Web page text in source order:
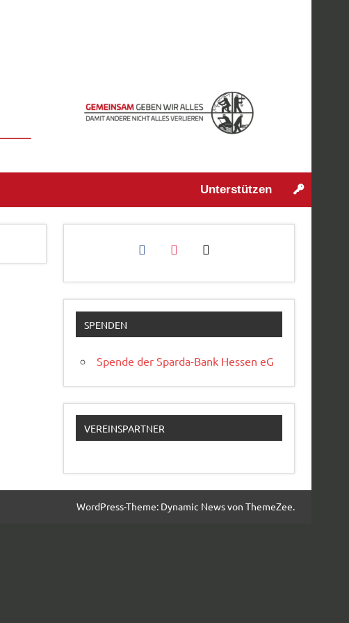
Unterstützen
facebookinstagram
mail
SPENDEN
Spende der Sparda-Bank Hessen eG
VEREINSPARTNER
WordPress-Theme: Dynamic News von ThemeZee.